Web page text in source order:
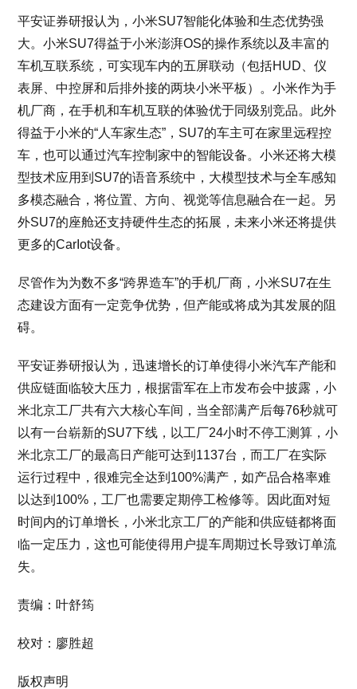
平安证券研报认为，小米SU7智能化体验和生态优势强
大。小米SU7得益于小米澎湃OS的操作系统以及丰富的
车机互联系统，可实现车内的五屏联动（包括HUD、仪
表屏、中控屏和后排外接的两块小米平板）。小米作为手
机厂商，在手机和车机互联的体验优于同级别竞品。此外
得益于小米的“人车家生态”，SU7的车主可在家里远程控
车，也可以通过汽车控制家中的智能设备。小米还将大模
型技术应用到SU7的语音系统中，大模型技术与全车感知
多模态融合，将位置、方向、视觉等信息融合在一起。另
外SU7的座舱还支持硬件生态的拓展，未来小米还将提供
更多的CarIot设备。
尽管作为为数不多“跨界造车”的手机厂商，小米SU7在生
态建设方面有一定竞争优势，但产能或将成为其发展的阻
碍。
平安证券研报认为，迅速增长的订单使得小米汽车产能和
供应链面临较大压力，根据雷军在上市发布会中披露，小
米北京工厂共有六大核心车间，当全部满产后每76秒就可
以有一台崭新的SU7下线，以工厂24小时不停工测算，小
米北京工厂的最高日产能可达到1137台，而工厂在实际
运行过程中，很难完全达到100%满产，如产品合格率难
以达到100%，工厂也需要定期停工检修等。因此面对短
时间内的订单增长，小米北京工厂的产能和供应链都将面
临一定压力，这也可能使得用户提车周期过长导致订单流
失。
责编：叶舒筠
校对：廖胜超
版权声明